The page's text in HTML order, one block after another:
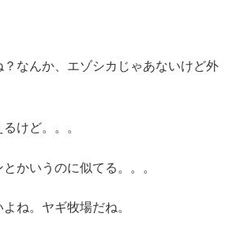
？なんか、エゾシカじゃあないけど外
けど。。。
かいうのに似てる。。。
ね。ヤギ牧場だね。